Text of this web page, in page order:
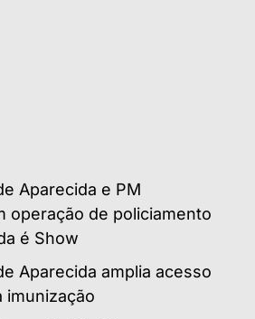
Aparecida e PM
operação de policiamento
é Show
Aparecida amplia acesso
imunização